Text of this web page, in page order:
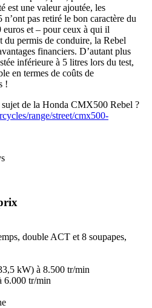
est une valeur ajoutée, les
pas retiré le bon caractère du
et – pour ceux à qui il
du permis de conduire, la Rebel
financiers. D’autant plus
inférieure à 5 litres lors du test,
en termes de coûts de
!
de la Honda CMX500 Rebel ?
range/street/cmx500-
double ACT et 8 soupapes,
kW) à 8.500 tr/min
6.000 tr/min